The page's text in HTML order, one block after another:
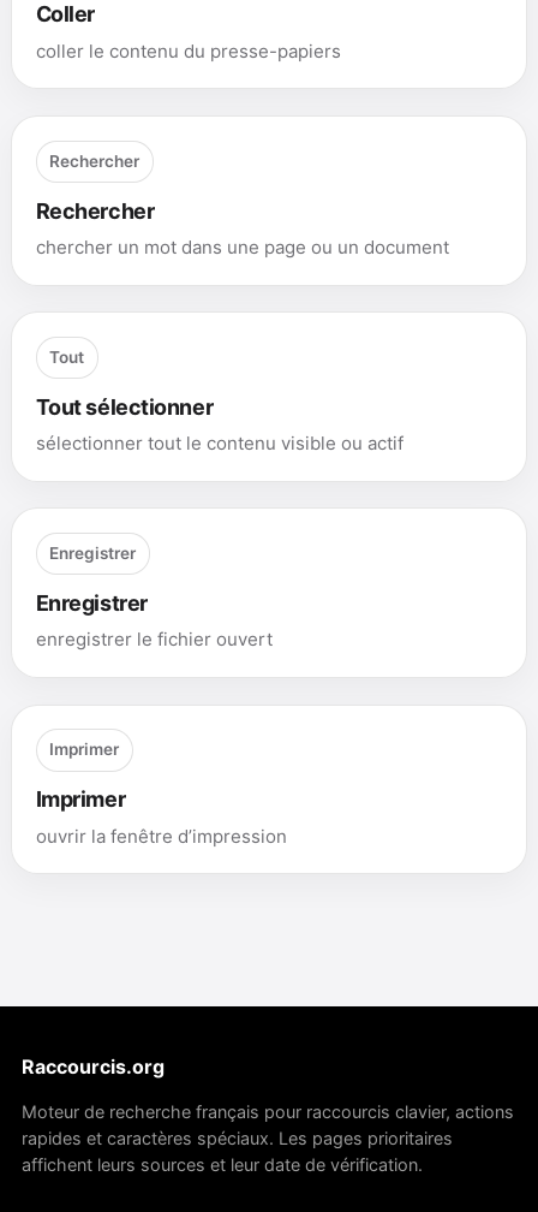
Coller
coller le contenu du presse-papiers
Rechercher
Rechercher
chercher un mot dans une page ou un document
Tout
Tout sélectionner
sélectionner tout le contenu visible ou actif
Enregistrer
Enregistrer
enregistrer le fichier ouvert
Imprimer
Imprimer
ouvrir la fenêtre d’impression
Raccourcis.org
Moteur de recherche français pour raccourcis clavier, actions
rapides et caractères spéciaux. Les pages prioritaires
affichent leurs sources et leur date de vérification.